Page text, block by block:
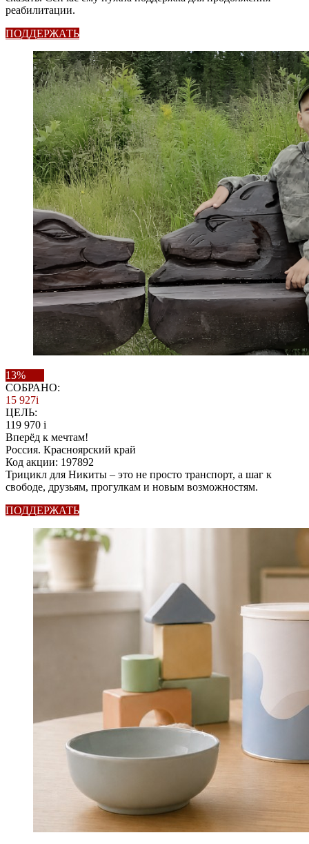
реабилитации.
ПОДДЕРЖАТЬ
13%
СОБРАНО:
15 927i
ЦЕЛЬ:
119 970 i
Вперёд к мечтам!
Россия. Красноярский край
Код акции: 197892
Трицикл для Никиты – это не просто транспорт, а шаг к
свободе, друзьям, прогулкам и новым возможностям.
ПОДДЕРЖАТЬ